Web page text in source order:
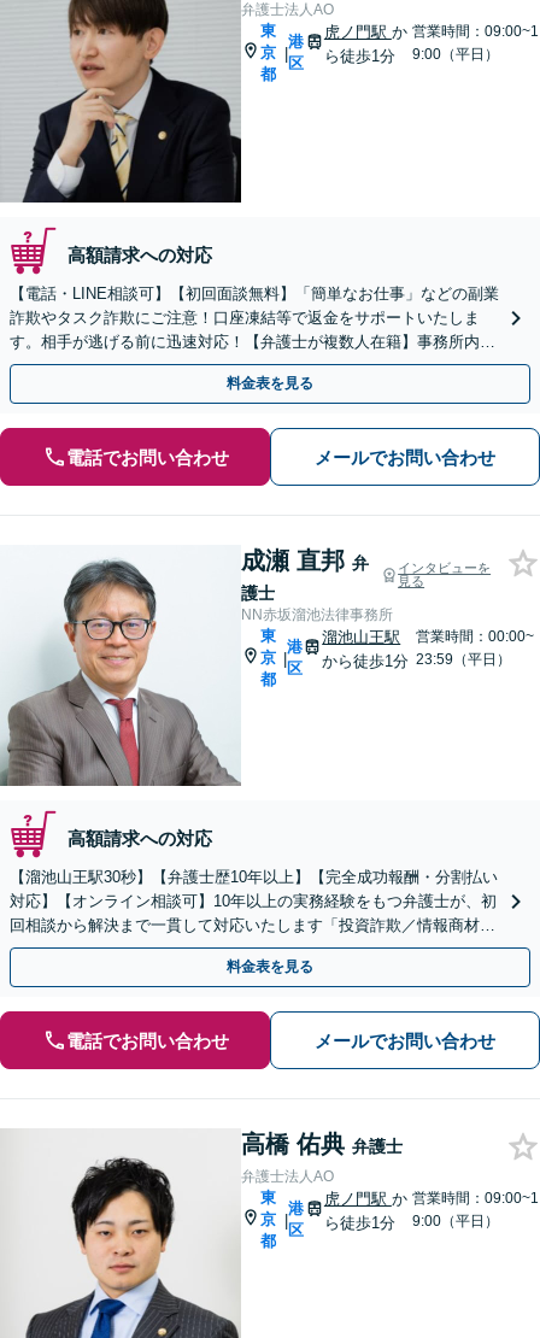
弁護士法人AO
東
京
都
|
港
区
虎ノ門駅 か
ら徒歩1分
営業時間：09:00~1
9:00（平日）
高額請求への対応
【電話・LINE相談可】【初回面談無料】「簡単なお仕事」などの副業
詐欺やタスク詐欺にご注意！口座凍結等で返金をサポートいたしま
す。相手が逃げる前に迅速対応！【弁護士が複数人在籍】事務所内で
連携し問題解決へ【休日・夜間面談可】【虎ノ門駅1分】
料金表を見る
電話でお問い合わせ メールでお問い合わせ
成瀬 直邦 弁
護士
インタビューを
見る
NN赤坂溜池法律事務所
東
京
都
|
港
区
溜池山王駅
から徒歩1分
営業時間：00:00~
23:59（平日）
高額請求への対応
【溜池山王駅30秒】【弁護士歴10年以上】【完全成功報酬・分割払い
対応】【オンライン相談可】10年以上の実務経験をもつ弁護士が、初
回相談から解決まで一貫して対応いたします「投資詐欺／情報商材詐
欺／架空請求／出会い系詐欺など」【休日夜間対応】
料金表を見る
電話でお問い合わせ メールでお問い合わせ
高橋 佑典 弁護士
弁護士法人AO
東
京
都
|
港
区
虎ノ門駅 か
ら徒歩1分
営業時間：09:00~1
9:00（平日）